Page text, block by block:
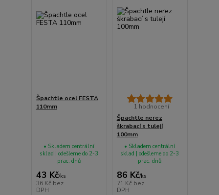
Špachtle ocel FESTA
110mm
43 Kč/ks
36 Kč bez
DPH
• Skladem centrální
sklad | odešleme do 2-3
prac. dnů
1 hodnocení
Špachtle nerez
škrabací s tulejí
100mm
86 Kč/ks
71 Kč bez
DPH
• Skladem centrální
sklad | odešleme do 2-3
prac. dnů